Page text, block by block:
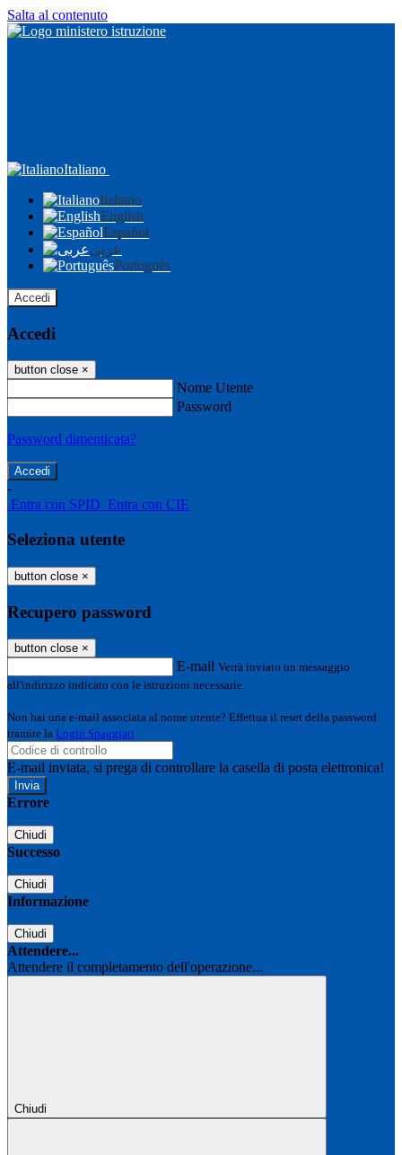
Salta al contenuto
Italiano
Italiano
English
Español
عربى
Português
Accedi
Accedi
button close ×
Nome Utente
Password
Password dimenticata?
-
Entra con SPID Entra con CIE
Seleziona utente
button close ×
Recupero password
button close ×
E-mail Verrà inviato un messaggio
all'indirizzo indicato con le istruzioni necessarie.
Non hai una e-mail associata al nome utente? Effettua il reset della password
tramite la Login Spaggiari
E-mail inviata, si prega di controllare la casella di posta elettronica!
Errore
Chiudi
Successo
Chiudi
Informazione
Chiudi
Attendere...
Attendere il completamento dell'operazione...
Chiudi